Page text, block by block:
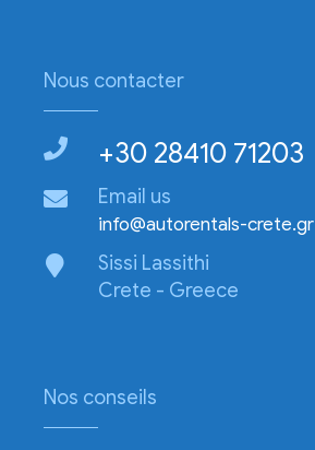
Nous contacter
+30 28410 71203
Email us
info@autorentals-crete.gr
Sissi Lassithi
Crete - Greece
Nos conseils